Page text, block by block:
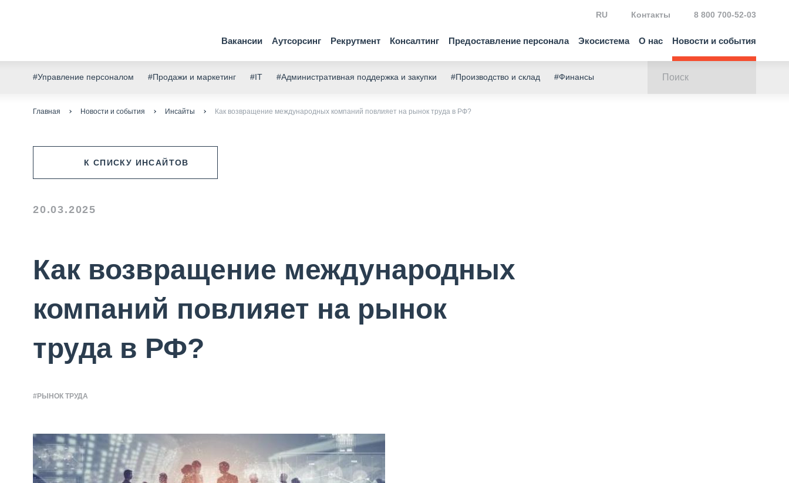
Вакансии Аутсорсинг Рекрутмент Консалтинг Предоставление персонала Экосистема О нас Новости и события
RU Контакты 8 800 700-52-03
#Управление персоналом #Продажи и маркетинг #IT #Административная поддержка и закупки #Производство и склад #Финансы
Главная Новости и события Инсайты Как возвращение международных компаний повлияет на рынок труда в РФ?
К СПИСКУ ИНСАЙТОВ
20.03.2025
Как возвращение международных
компаний повлияет на рынок
труда в РФ?
#РЫНОК ТРУДА